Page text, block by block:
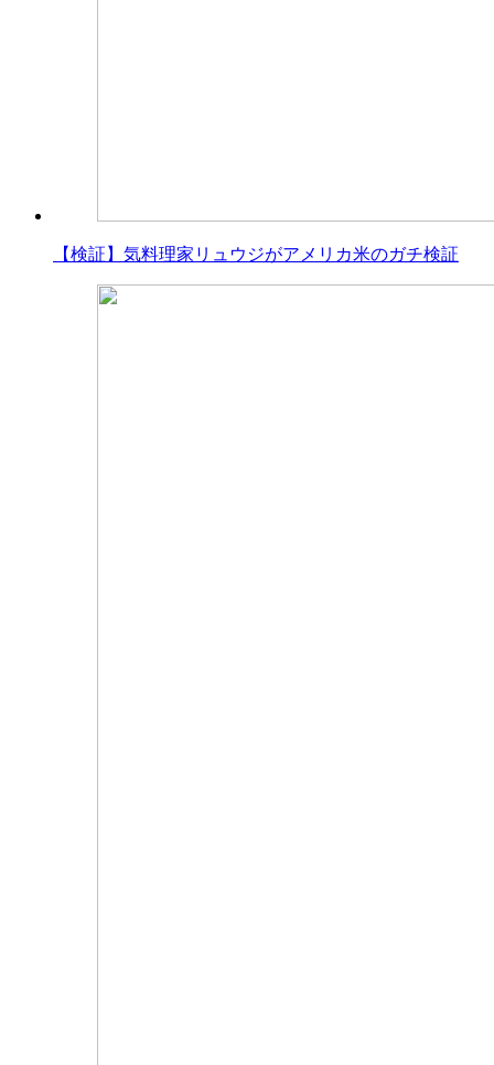
【検証】気料理家リュウジがアメリカ米のガチ検証